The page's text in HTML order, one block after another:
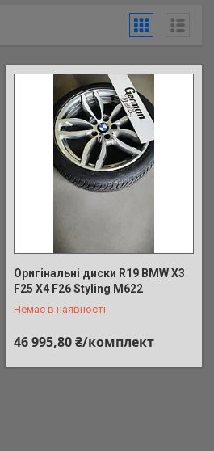
Оригінальні диски R19 BMW X3
F25 X4 F26 Styling M622
Немає в наявності
46 995,80 ₴/комплект
+380 (93) 170-29-19